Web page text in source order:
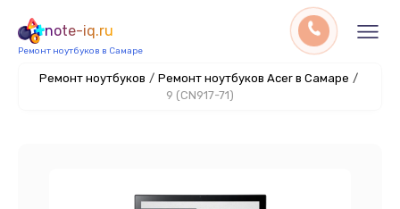
note-iq.ru
Ремонт ноутбуков в Самаре
Ремонт ноутбуков / Ремонт ноутбуков Acer в Самаре /
9 (CN917-71)